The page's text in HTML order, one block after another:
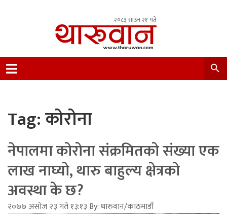
२०८३ साउन २१ गते
Nepal.
Tag:कोरोना
नेपालमा कोरोना संक्रमितको संख्या एक
लाख नाघ्यो, थारु बाहुल्य क्षेत्रको
अवस्था के छ?
२०७७ असोज २३ गते १३:१३ By: थारुवान/काठमाडौं